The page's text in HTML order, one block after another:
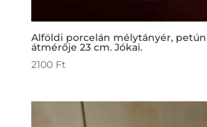
Alföldi porcelán mélytányér,
átmérője 23 cm. Jókai.
2100 Ft